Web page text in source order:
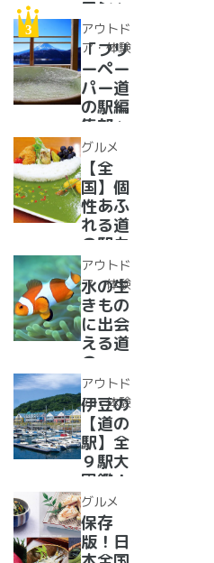
まで
【2024
年最新
情報】
ワン」
道の駅
紹介。
フリー
ペーパ
ー道の
駅読者
が選ん
だ道の
駅ラン
キング
【最
新】
アウトド
ア・体験
「フリ
ーペー
パー道
の駅編
集部」
イチオ
シ！お
風呂の
ある道
の駅
16
選！あ
った
か、湯
ったり
道の駅
グルメ
【全
国】個
性あふ
れる道
の駅カ
レー大
集合！
道の駅
で食べ
られる
人気ダ
ムカレ
ー28
選
アウトド
ア・体験
水の生
きもの
に出会
える道
の
駅??〜
水族館
がある
道の駅
１０
選〜
【全
国】
アウトド
ア・体験
伊豆の
【道の
駅】全
９駅大
図鑑！
2022
年最新
グル
メ・お
グルメ
保存
版！日